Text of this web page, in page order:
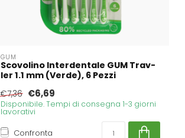
GUM
Scovolino Interdentale GUM Trav-
ler 1.1 mm (Verde), 6 Pezzi
€7,36 €6,69
Disponibile. Tempi di consegna 1-3 giorni
lavorativi
Confronta